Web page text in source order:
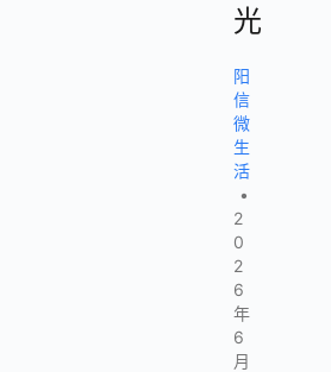
光
阳
信
微
生
活
•
2
0
2
6
年
6
月